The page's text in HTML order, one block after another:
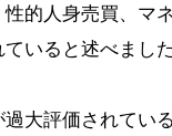
的人身売買、
いると述べました
大評価されてい